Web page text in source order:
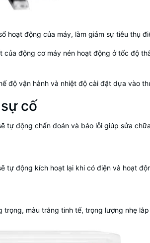
hoạt động của máy, làm giảm sự tiêu thụ
động cơ máy nén hoạt động ở tốc độ
độ vận hành và nhiệt độ cài đặt dựa vào
cố
tự động chẩn đoán và báo lỗi giúp sửa
tự động kích hoạt lại khi có điện và hoạt
trọng, màu trắng tinh tế, trọng lượng nhẹ